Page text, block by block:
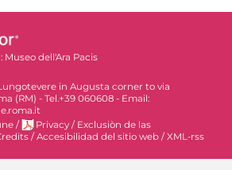
Museo dell'Ara Pacis
in Augusta corner to via
(RM) - Tel.+39 060608 - Email:
/ Privacy / Exclusiòn de las
/Accesibilidad del sitio web /XML-rss